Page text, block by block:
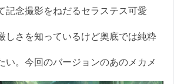
記念撮影をねだるセラステス可愛
しさを知っているけど奥底では純粋
い。今回のバージョンのあのメカメ